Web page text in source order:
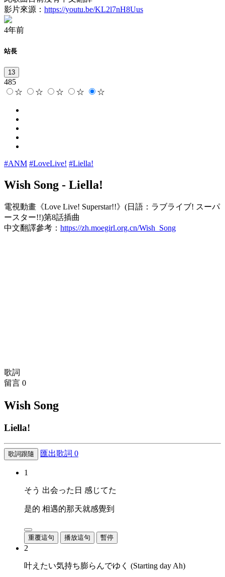
影片來源： https://youtu.be/KL2l7nH8Uus
4年前
站長
13
485
☆
☆ ☆ ☆ ☆
#ANM #LoveLive! #Liella!
Wish Song - Liella!
電視動畫《Love Live! Superstar!!》(日語：ラブライブ! スーパ
ースター!!)第8話插曲
中文翻譯參考： https://zh.moegirl.org.cn/Wish_Song
歌詞
留言 0
Wish Song
Liella!
歌詞跟隨 匯出歌詞 0
1
そう 出会った日 感じてた
是的 相遇的那天就感覺到
重覆這句 播放這句 暫停
2
叶えたい気持ち膨らんでゆく (Starting day Ah)